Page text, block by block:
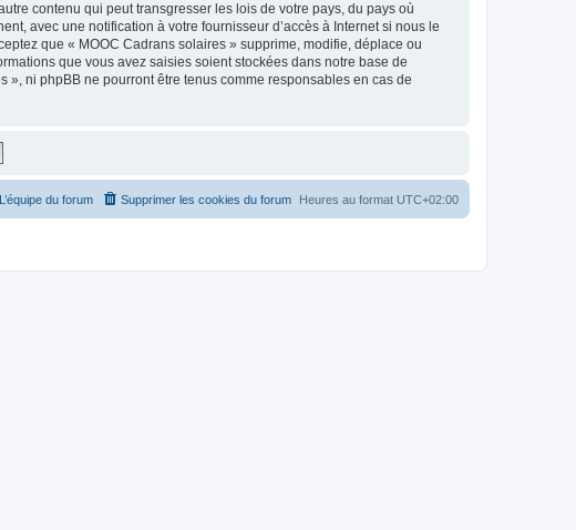
contenu qui peut transgresser les lois de votre pays, du pays où
avec une notification à votre fournisseur d’accès à Internet si nous le
que « MOOC Cadrans solaires » supprime, modifie, déplace ou
que vous avez saisies soient stockées dans notre base de
ni phpBB ne pourront être tenus comme responsables en cas de
Heures au format UTC+02:00
Supprimer les cookies du forum
L’équipe du forum